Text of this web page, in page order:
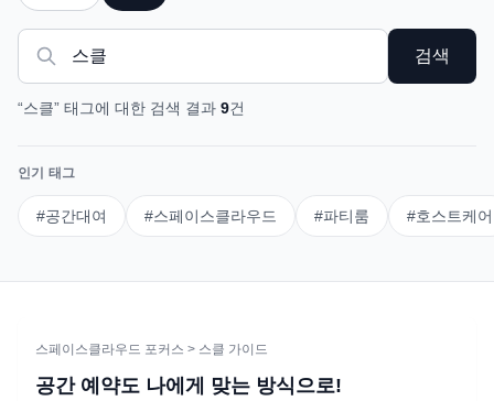
검색
“스클” 태그에 대한 검색 결과 9건
인기 태그
#공간대여 #스페이스클라우드 #파티룸 #호스트케어
스페이스클라우드 포커스 > 스클 가이드
공간 예약도 나에게 맞는 방식으로!